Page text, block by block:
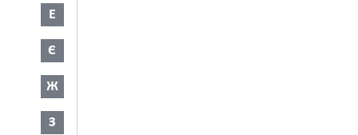
Е
Є
Ж
З